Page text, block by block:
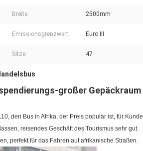
Breite: 2500mm
Emissionsgrenzwert: Euro III
Sitze: 47
großer
den Bus in Afrika, der Preis populär ist, für
reisendes Geschäft des Tourismus sehr gut.
perfekt für das Fahren auf afrikanische Straßen.